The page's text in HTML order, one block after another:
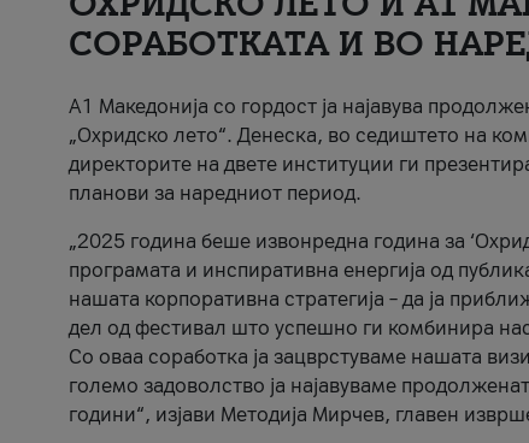
СОРАБОТКАТА И ВО
A1 Македонија со гордост ја најавува
„Охридско лето“. Денеска, во седиштето на
директорите на двете институции ги
планови за наредниот период.
„2025 година беше извонредна година за
програмата и инспиративна енергија од
нашата корпоративна стратегија – да ја
дел од фестивал што успешно ги комбинира
Со оваа соработка ја зацврстуваме нашата
големо задоволство ја најавуваме
години“, изјави Методија Мирчев, главен